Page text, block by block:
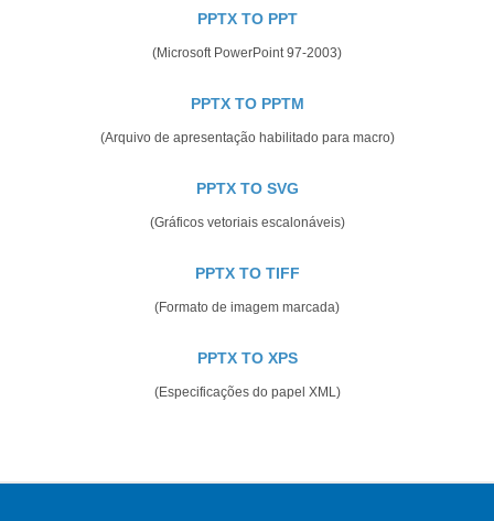
PPTX TO PPT
(Microsoft PowerPoint 97-2003)
PPTX TO PPTM
(Arquivo de apresentação habilitado para macro)
PPTX TO SVG
(Gráficos vetoriais escalonáveis)
PPTX TO TIFF
(Formato de imagem marcada)
PPTX TO XPS
(Especificações do papel XML)